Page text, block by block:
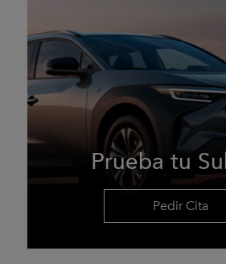
Prueba tu
Pedir Cita